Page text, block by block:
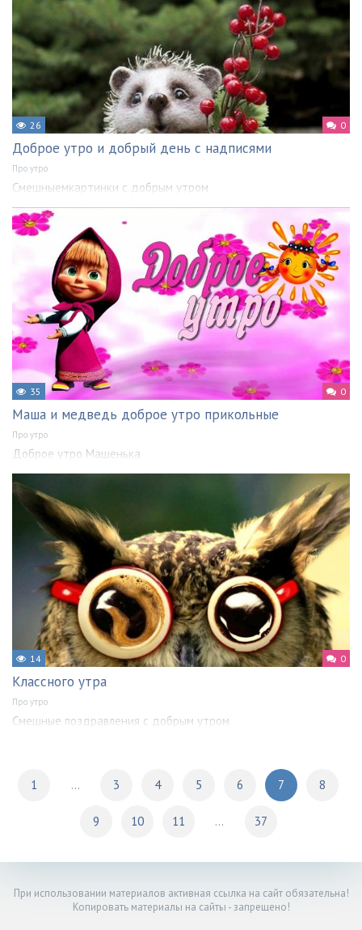
26 0
Доброе утро и добрый день с надписями
Про утро
Смешныемкартинки с добрым утром
35 0
Маша и медведь доброе утро прикольные
Про утро
Доброе утро Машенька
14 0
Классного утра
Про утро
Смешные поздравления с добрым утром
1 ... 3 4 5 6 7 8
9 10 11 ... 37
При использовании материалов активная ссылка на сайт обязательна!
Копировать материалы на сайты - запрещено!